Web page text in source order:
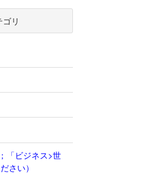
リ
「ビジネス>世
さい）